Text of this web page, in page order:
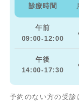
診療時間
午前
09:00-12:00
午後
14:00-17:30
予約のない方の受